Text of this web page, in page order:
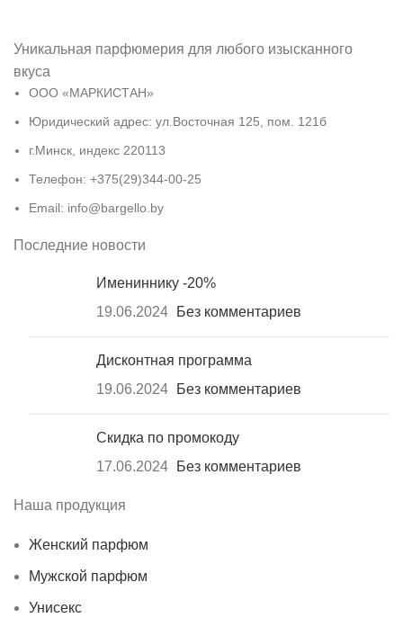
Уникальная парфюмерия для любого изысканного
вкуса
ООО «МАРКИСТАН»
Юридический адрес: ул.Восточная 125, пом. 121б
г.Минск, индекс 220113
Телефон: +375(29)344-00-25
Email: info@bargello.by
Последние новости
Имениннику -20%
19.06.2024
Без комментариев
Дисконтная программа
19.06.2024
Без комментариев
Скидка по промокоду
17.06.2024
Без комментариев
Наша продукция
Женский парфюм
Мужской парфюм
Унисекс